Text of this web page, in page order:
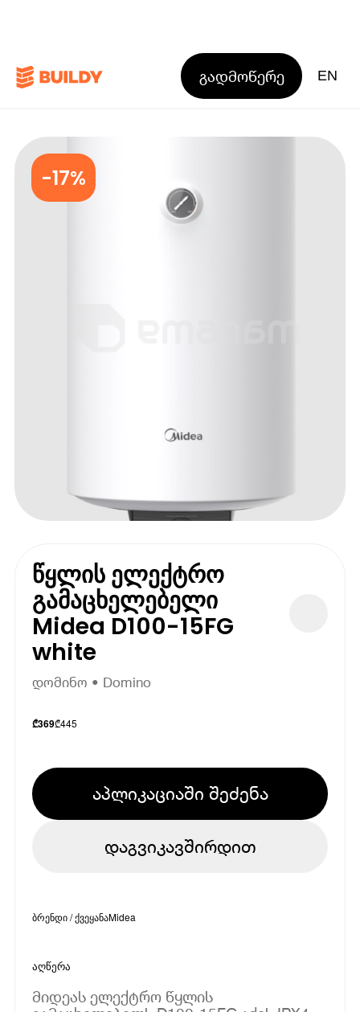
გადმოწერე EN
-17%
წყლის ელექტრო
გამაცხელებელი
Midea D100-15FG
white
დომინო • Domino
₾369₾445
აპლიკაციაში შეძენა
დაგვიკავშირდით
ბრენდი / ქვეყანაMidea
აღწერა
მიდეას ელექტრო წყლის